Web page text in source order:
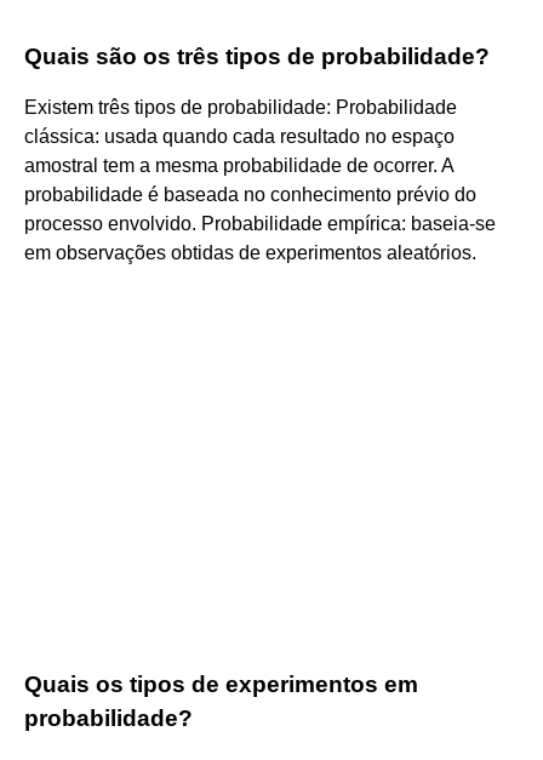
Quais são os três tipos de probabilidade?
Existem três tipos de probabilidade: Probabilidade
clássica: usada quando cada resultado no espaço
amostral tem a mesma probabilidade de ocorrer. A
probabilidade é baseada no conhecimento prévio do
processo envolvido. Probabilidade empírica: baseia-se
em observações obtidas de experimentos aleatórios.
Quais os tipos de experimentos em
probabilidade?